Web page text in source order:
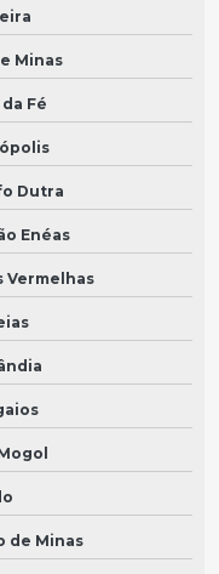
Minas
Fé
Dutra
Enéas
Vermelhas
de Minas